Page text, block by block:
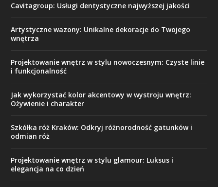
Cavitagroup: Usługi dentystyczne najwyższej jakości
Artystyczne wazony: Unikalne dekoracje do Twojego
wnętrza
Projektowanie wnętrz w stylu nowoczesnym: Czyste linie
i funkcjonalność
Jak wykorzystać kolor akcentowy w wystroju wnętrz:
Ożywienie i charakter
Szkółka róż Kraków: Odkryj różnorodność gatunków i
odmian róż
Projektowanie wnętrz w stylu glamour: Luksus i
elegancja na co dzień